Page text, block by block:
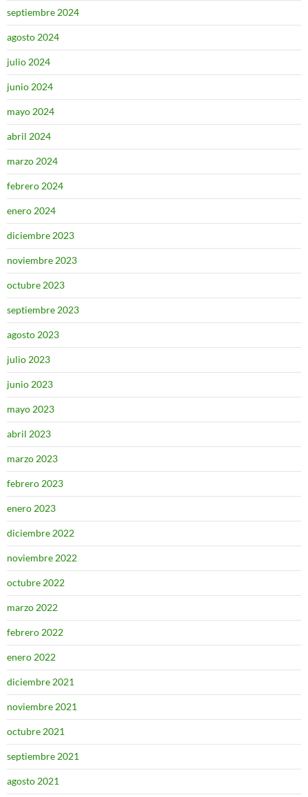
septiembre 2024
agosto 2024
julio 2024
junio 2024
mayo 2024
abril 2024
marzo 2024
febrero 2024
enero 2024
diciembre 2023
noviembre 2023
octubre 2023
septiembre 2023
agosto 2023
julio 2023
junio 2023
mayo 2023
abril 2023
marzo 2023
febrero 2023
enero 2023
diciembre 2022
noviembre 2022
octubre 2022
marzo 2022
febrero 2022
enero 2022
diciembre 2021
noviembre 2021
octubre 2021
septiembre 2021
agosto 2021